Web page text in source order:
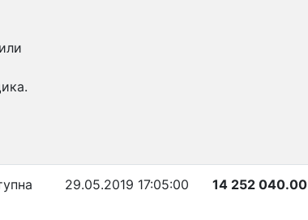
или
29.05.2019 17:05:00 14 252 040.00